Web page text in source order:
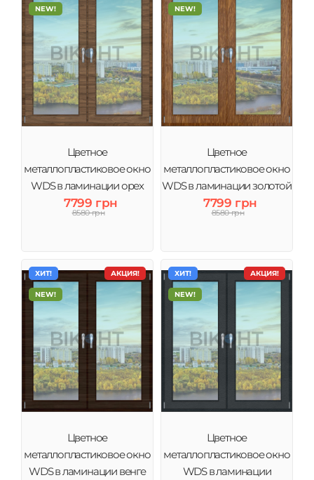
NEW!
Цветное
металлопластиковое окно
WDS в ламинации орех
тонировка зеркало
7799 грн
8580 грн
NEW!
Цветное
металлопластиковое окно
WDS в ламинации золотой
дуб тонировка зеркало
7799 грн
8580 грн
АКЦИЯ!
ХИТ!
NEW!
Цветное
металлопластиковое окно
WDS в ламинации венге
АКЦИЯ!
ХИТ!
NEW!
Цветное
металлопластиковое окно
WDS в ламинации